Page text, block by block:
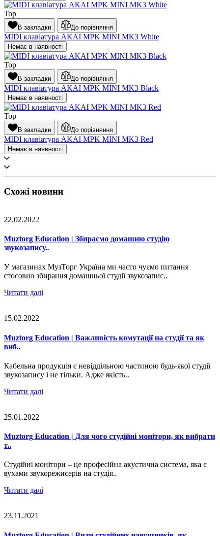
Top
В закладки До порівняння
MIDI клавіатура AKAI MPK MINI MK3 White
Немає в наявності
Top
В закладки До порівняння
MIDI клавіатура AKAI MPK MINI MK3 Black
Немає в наявності
Top
В закладки До порівняння
MIDI клавіатура AKAI MPK MINI MK3 Red
Немає в наявності
Схожі новини
22.02.2022
Muztorg Education | Збираємо домашню студію
звукозапису..
У магазинах МузТорг Україна ми часто чуємо питання
стосовно збирання домашньої студії звукозапис..
Читати далі
15.02.2022
Muztorg Education | Важливість комутації на студії та як
виб..
Кабельна продукція є невіддільною частиною будь-якої студії
звукозапису і не тільки. Адже якість..
Читати далі
25.01.2022
Muztorg Education | Для чого студійні монітори, як вибрати
т..
Студійні монітори – це професійна акустична система, яка є
вухами звукорежисерів на студія..
Читати далі
23.11.2021